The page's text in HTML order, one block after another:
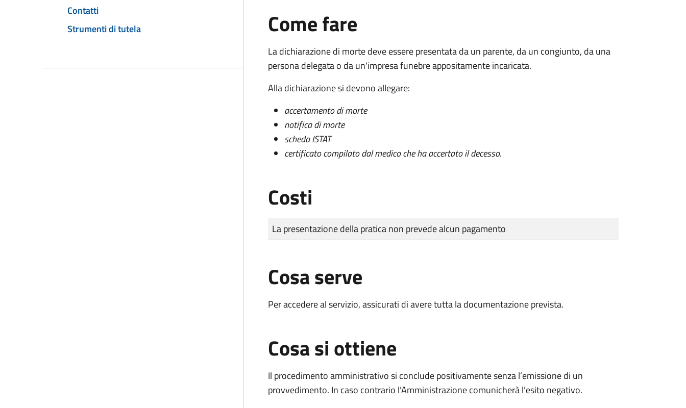
Contatti
Strumenti di tutela
Come fare
La dichiarazione di morte deve essere presentata da un parente, da un congiunto, da una
persona delegata o da un'impresa funebre appositamente incaricata.
Alla dichiarazione si devono allegare:
accertamento di morte
notifica di morte
scheda ISTAT
certificato compilato dal medico che ha accertato il decesso.
Costi
Tipo di pagamento
Importo
La presentazione della pratica non prevede alcun pagamento
Cosa serve
Per accedere al servizio, assicurati di avere tutta la documentazione prevista.
Cosa si ottiene
Il procedimento amministrativo si conclude positivamente senza l’emissione di un
provvedimento. In caso contrario l’Amministrazione comunicherà l’esito negativo.